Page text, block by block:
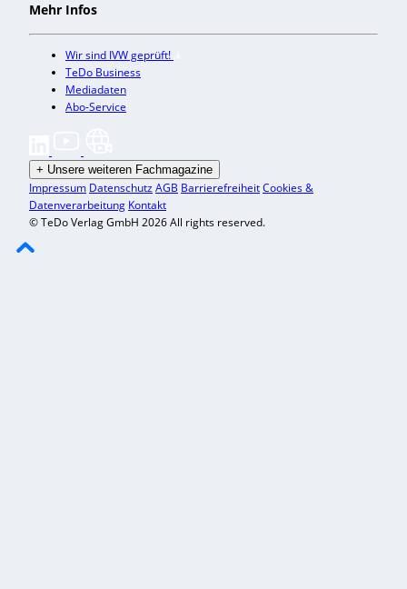
Mehr Infos
Wir sind IVW geprüft!
TeDo Business
Mediadaten
Abo-Service
+ Unsere weiteren Fachmagazine
Impressum DatenschutzAGB BarrierefreiheitCookies &
Datenverarbeitung Kontakt
© TeDo Verlag GmbH 2026 All rights reserved.